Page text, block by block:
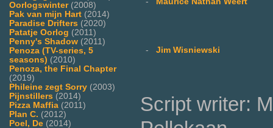
Oorlogswinter(2008)
Pak van mijn Hart (2014)
Paradise Drifters (2020)
Patatje Oorlog (2011)
Penny's Shadow (2011)
Penoza (TV-series, 5
seasons) (2010)
Penoza, the Final Chapter
(2019)
Phileine zegt Sorry (2003)
Pijnstillers (2014)
Pizza Maffia (2011)
Plan C. (2012)
Poel, De (2014)
- Jim Wisniewski
Script writer: